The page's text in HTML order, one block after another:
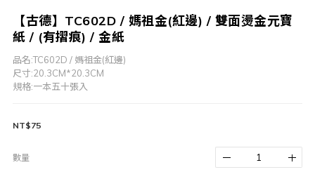
【古德】TC602D / 媽祖金(紅邊) / 雙面燙金元寶
紙 / (有摺痕) / 金紙
品名:TC602D / 媽祖金(紅邊)
尺寸:20.3CM*20.3CM
規格:一本五十張入
NT$75
數量